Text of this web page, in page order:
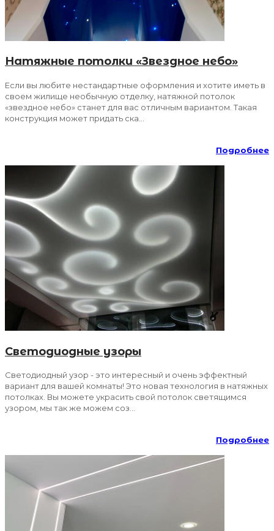
Натяжные потолки «Звездное небо»
Если вы любите нестандартные оформления и хотите иметь в
своем жилище необычную отделку, натяжной потолок
«звездное небо» станет для вас отличным вариантом. Такая
конструкция может придать ска...
Подробнее
Светодиодные узоры
Светодиодный узор - это интересный и очень эффектный
вариант для вашей комнаты! Это новая технология в натяжных
потолках. Вы можете украсить свой потолок светящимся
узором, мы так же можем соз...
Подробнее